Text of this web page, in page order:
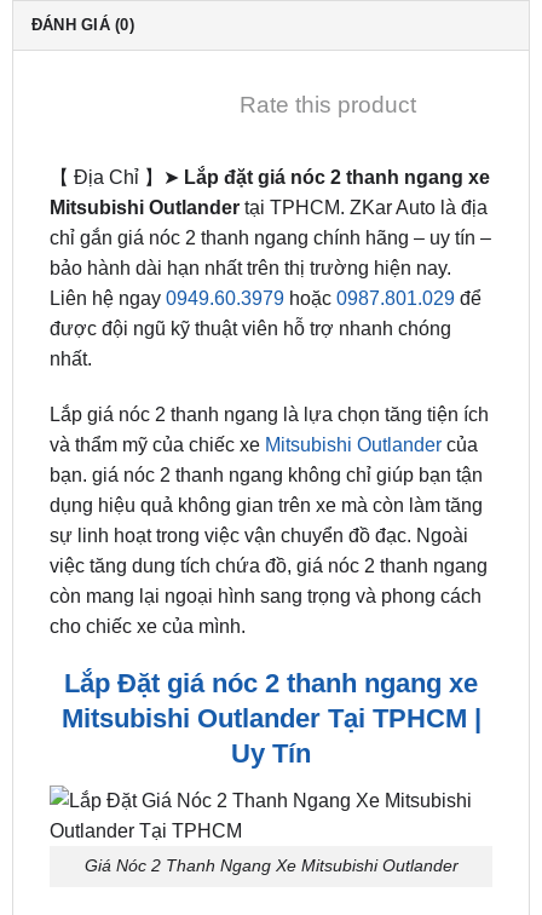
Rate this product
【 Địa Chỉ 】➤Lắp đặt giá nóc 2 thanh ngang xe
Mitsubishi Outlandertại TPHCM. ZKar Auto là địa
chỉ gắn giá nóc 2 thanh ngang chính hãng – uy tín –
bảo hành dài hạn nhất trên thị trường hiện nay.
được đội ngũ kỹ thuật viên hỗ trợ nhanh chóng
nhất.
Lắp giá nóc 2 thanh ngang là lựa chọn tăng tiện ích
và thẩm mỹ của chiếc xeMitsubishi Outlandercủa
bạn. giá nóc 2 thanh ngang không chỉ giúp bạn tận
dụng hiệu quả không gian trên xe mà còn làm tăng
sự linh hoạt trong việc vận chuyển đồ đạc. Ngoài
còn mang lại ngoại hình sang trọng và phong cách
cho chiếc xe của mình.
Lắp Đặt giá nóc 2 thanh ngang xe
Mitsubishi Outlander Tại TPHCM |